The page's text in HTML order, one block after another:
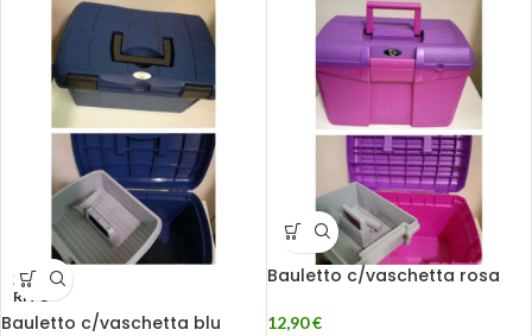
ESAU
RITO
Bauletto c/vaschetta blu
Bauletto c/vaschetta rosa
12,90€